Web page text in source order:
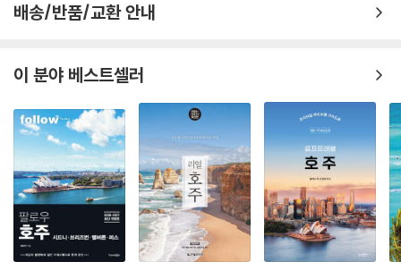
배송/반품/교환 안내
이 분야 베스트셀러